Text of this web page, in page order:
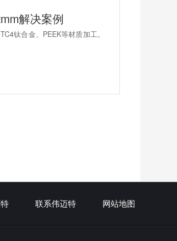
解决案例
钛合金、PEEK等材质加工。
联系伟迈特 网站地图